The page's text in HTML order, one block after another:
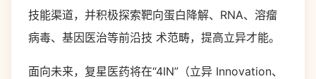
技能渠道，并积极探索靶向蛋白降解、RNA、溶瘤
病毒、基因医治等前沿技 术范畴，提高立异才能。
面向未来，复星医药将在“4IN”（立异 Innovation、